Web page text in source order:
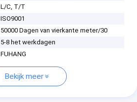
L/C, T/T
ISO9001
50000 Dagen van vierkante meter/30
5-8 het werkdagen
FUHANG
Bekijk meer